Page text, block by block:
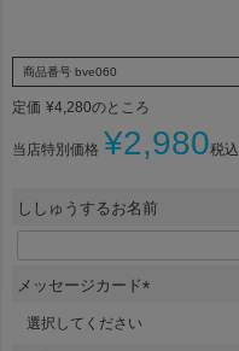
商品番号 bve060
定価 ¥4,280のところ
当店特別価格 ¥2,980税込
ししゅうするお名前
メッセージカード